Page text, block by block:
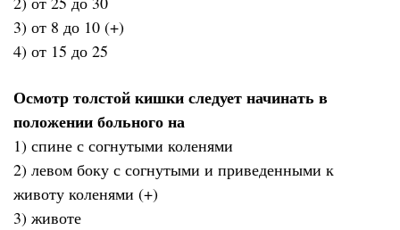
3) от 8 до 10 (+)
4) от 15 до 25
Осмотр толстой кишки следует начинать в
положении больного на
1) спине с согнутыми коленями
2) левом боку с согнутыми и приведенными к
животу коленями (+)
3) животе